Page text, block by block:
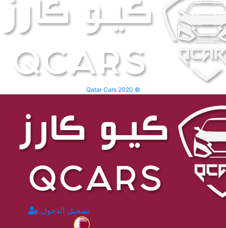
Qatar Cars 2020 ©
تسجيل الدخول